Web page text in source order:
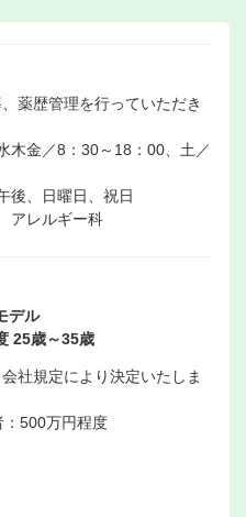
薬歴管理を行っていただき
木金／8：30～18：00、土／
後、日曜日、祝日
アレルギー科
デル
25歳～35歳
社規定により決定いたしま
：500万円程度